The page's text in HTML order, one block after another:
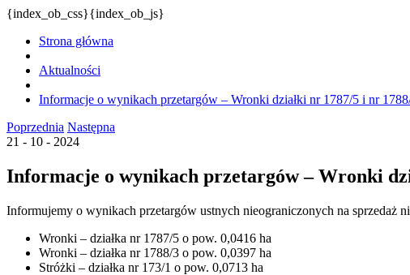
{index_ob_css}{index_ob_js}
Strona główna
Aktualności
Informacje o wynikach przetargów – Wronki działki nr 1787/5 i nr
Poprzednia Następna
21 - 10 - 2024
Informacje o wynikach przetargów – Wronki
Informujemy o wynikach przetargów ustnych nieograniczonych na sprzedaż
Wronki – działka nr 1787/5 o pow. 0,0416 ha
Wronki – działka nr 1788/3 o pow. 0,0397 ha
Stróżki – działka nr 173/1 o pow. 0,0713 ha